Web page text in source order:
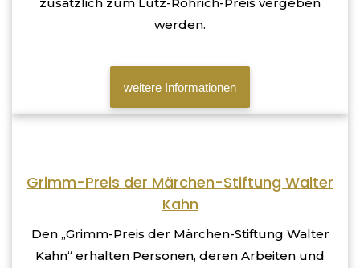
werden.
weitere Informationen
Grimm-Preis der Märchen-Stiftung Walter
Kahn
Den „Grimm-Preis der Märchen-Stiftung Walter
Kahn“ erhalten Personen, deren Arbeiten und